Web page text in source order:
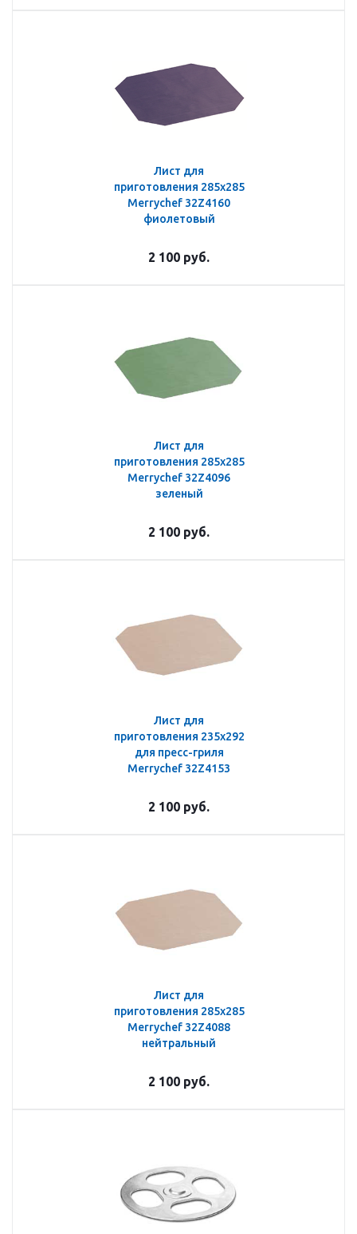
Лист для
приготовления 285х285
Merrychef 32Z4160
фиолетовый
2 100 руб.
Лист для
приготовления 285х285
Merrychef 32Z4096
зеленый
2 100 руб.
Лист для
приготовления 235х292
для пресс-гриля
Merrychef 32Z4153
2 100 руб.
Лист для
приготовления 285х285
Merrychef 32Z4088
нейтральный
2 100 руб.